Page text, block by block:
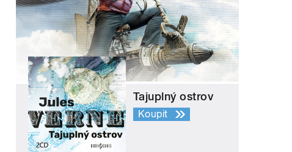
Tajuplný ostrov
Koupit